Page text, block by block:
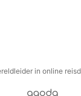
in online